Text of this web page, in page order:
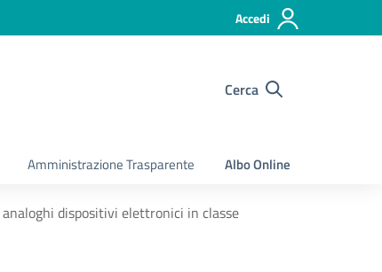
Accedi
Cerca
Amministrazione Trasparente Albo Online
dispositivi elettronici in classe